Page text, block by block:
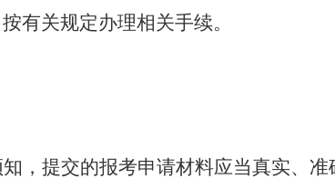
有关规定办理相关手续。
，提交的报考申请材料应当真实、